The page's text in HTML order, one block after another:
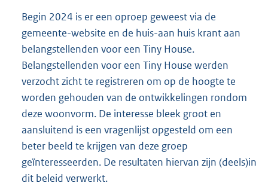
Begin 2024 is er een oproep geweest via de
gemeente-website en de huis-aan huis krant aan
belangstellenden voor een Tiny House.
Belangstellenden voor een Tiny House werden
verzocht zicht te registreren om op de hoogte te
worden gehouden van de ontwikkelingen rondom
deze woonvorm. De interesse bleek groot en
aansluitend is een vragenlijst opgesteld om een
beter beeld te krijgen van deze groep
geïnteresseerden. De resultaten hiervan zijn (deels)in
dit beleid verwerkt.